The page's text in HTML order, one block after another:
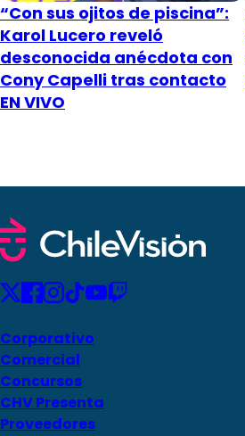
“Con sus ojitos de piscina”:
Karol Lucero reveló
desconocida anécdota con
Cony Capelli tras contacto
EN VIVO
Corporativo
Comercial
Concursos
CHV Presenta
Proveedores